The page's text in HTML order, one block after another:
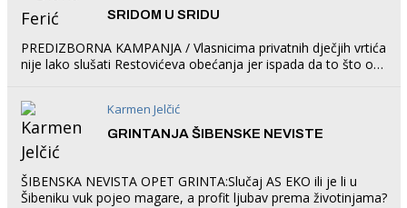
SRIDOM U SRIDU
PREDIZBORNA KAMPANJA / Vlasnicima privatnih dječjih vrtića
nije lako slušati Restovićeva obećanja jer ispada da to što oni
Karmen Jelčić
GRINTANJA ŠIBENSKE NEVISTE
ŠIBENSKA NEVISTA OPET GRINTA:Slučaj AS EKO ili je li u
Šibeniku vuk pojeo magare, a profit ljubav prema životinjama?